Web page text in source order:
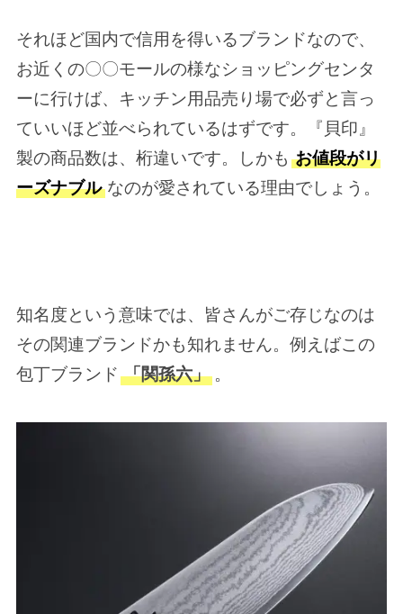
それほど国内で信用を得いるブランドなので、
お近くの〇〇モールの様なショッピングセンタ
ーに行けば、キッチン用品売り場で必ずと言っ
ていいほど並べられているはずです。『貝印』
製の商品数は、桁違いです。しかも お値段がリ
ーズナブル なのが愛されている理由でしょう。
知名度という意味では、皆さんがご存じなのは
その関連ブランドかも知れません。例えばこの
包丁ブランド 「関孫六」 。